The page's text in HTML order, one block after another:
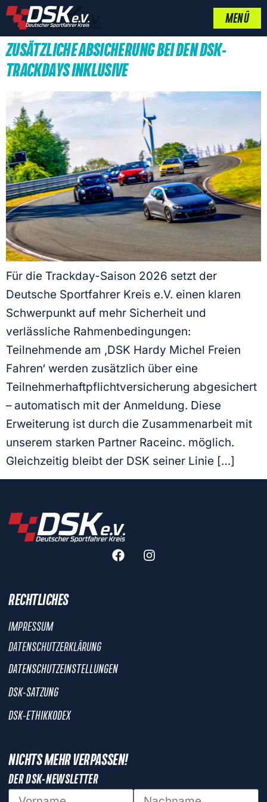
MENÜ
ZUSÄTZLICHE ABSICHERUNG BEI DEN DSK-
TRACKDAYS INKLUSIVE
Für die Trackday-Saison 2026 setzt der
Deutsche Sportfahrer Kreis e.V. einen klaren
Schwerpunkt auf mehr Sicherheit und
verlässliche Rahmenbedingungen:
Teilnehmende am ‚DSK Hardy Michel Freien
Fahren‘ werden zusätzlich über eine
Teilnehmerhaftpflichtversicherung abgesichert
– automatisch mit der Anmeldung. Diese
Erweiterung ist durch die Zusammenarbeit mit
unserem starken Partner Raceinc. möglich.
Gleichzeitig bleibt der DSK seiner Linie […]
NICHTS MEHR VERPASSEN!
DER DSK-NEWSLETTER
RECHTLICHES
IMPRESSUM
DATENSCHUTZERKLÄRUNG
DATENSCHUTZEINSTELLUNGEN
DSK-SATZUNG
DSK-ETHIKKODEX